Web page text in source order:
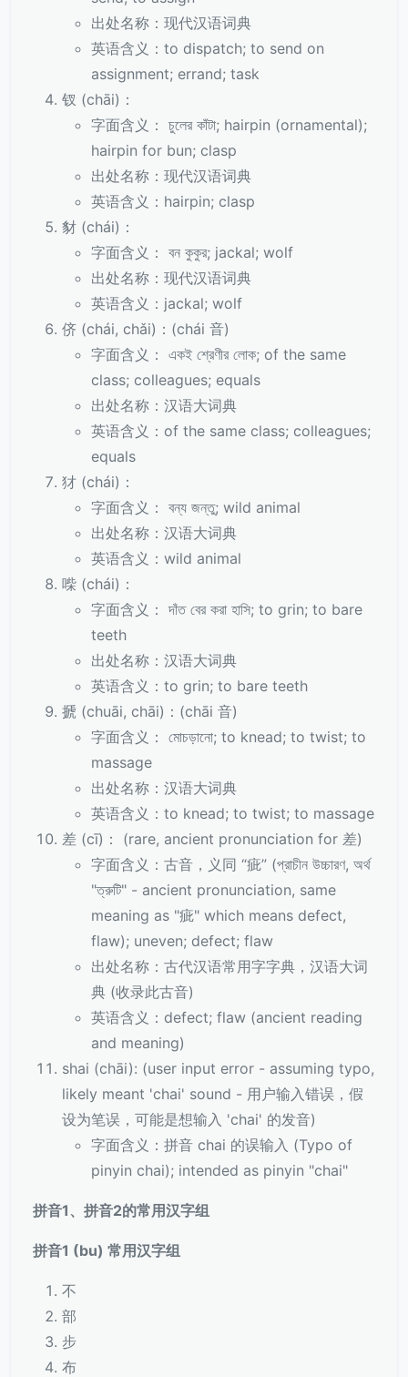
出处名称：现代汉语词典
英语含义：to dispatch; to send on
assignment; errand; task
钗 (chāi)：
字面含义： চুলের কাঁটা; hairpin (ornamental);
hairpin for bun; clasp
出处名称：现代汉语词典
英语含义：hairpin; clasp
豺 (chái)：
字面含义： বন কুকুর; jackal; wolf
出处名称：现代汉语词典
英语含义：jackal; wolf
侪 (chái, chǎi)：(chái 音)
字面含义： একই শ্রেণীর লোক; of the same
class; colleagues; equals
出处名称：汉语大词典
英语含义：of the same class; colleagues;
equals
犲 (chái)：
字面含义： বন্য জন্তু; wild animal
出处名称：汉语大词典
英语含义：wild animal
喍 (chái)：
字面含义： দাঁত বের করা হাসি; to grin; to bare
teeth
出处名称：汉语大词典
英语含义：to grin; to bare teeth
搋 (chuāi, chāi)：(chāi 音)
字面含义： মোচড়ানো; to knead; to twist; to
massage
出处名称：汉语大词典
英语含义：to knead; to twist; to massage
差 (cī)： (rare, ancient pronunciation for 差)
字面含义：古音，义同 “疵” (প্রাচীন উচ্চারণ, অর্থ
"ত্রুটি" - ancient pronunciation, same
meaning as "疵" which means defect,
flaw); uneven; defect; flaw
出处名称：古代汉语常用字字典，汉语大词
典 (收录此古音)
英语含义：defect; flaw (ancient reading
and meaning)
shai (chāi): (user input error - assuming typo,
likely meant 'chai' sound - 用户输入错误，假
设为笔误，可能是想输入 'chai' 的发音)
字面含义：拼音 chai 的误输入 (Typo of
pinyin chai); intended as pinyin "chai"
拼音1、拼音2的常用汉字组
拼音1 (bu) 常用汉字组
不
部
步
布